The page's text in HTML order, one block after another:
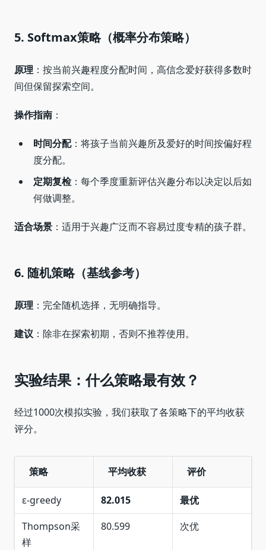
5. Softmax策略（概率分布策略）
原理 ：按当前兴趣程度分配时间，高信念爱好获得多数时
间但保留探索空间。
操作指南 ：
时间分配：将孩子当前兴趣所及爱好的时间按偏好程
度分配。
定期复检：每个季度重新评估兴趣分布以决定以后如
何做调整。
适合场景 ：适用于兴趣广泛而不容易过度专精的孩子群。
6. 随机策略（基线参考）
原理 ：完全随机选择，无明确指导。
建议 ：除非在探索初期，否则不推荐使用。
实验结果：什么策略最有效？
经过1000次模拟实验，我们获取了各策略下的平均收获
评分。
策略 平均收获 评价
ε-greedy 82.015
最优
Thompson采
样
80.599 次优